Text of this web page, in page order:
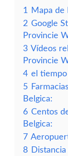
1
Mapa de
2 Google
Provincie
3 Vídeos
Provincie
4 el
5
Belgica:
6 Centos
Belgica:
7
8